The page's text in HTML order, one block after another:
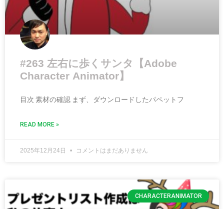
#263 左右に歩くサンタ【Adobe
Character Animator】
目次 素材の確認 まず、ダウンロードしたパペットフ
READ MORE »
2025年12月24日 コメントはまだありません
CHARACTERANIMATOR